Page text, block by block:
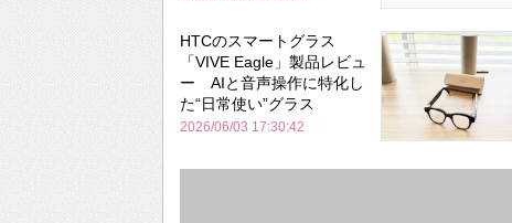
HTCのスマートグラス
「VIVE Eagle」製品レビュ
ー AIと音声操作に特化し
た“日常使い”グラス
2026/06/03 17:30:42